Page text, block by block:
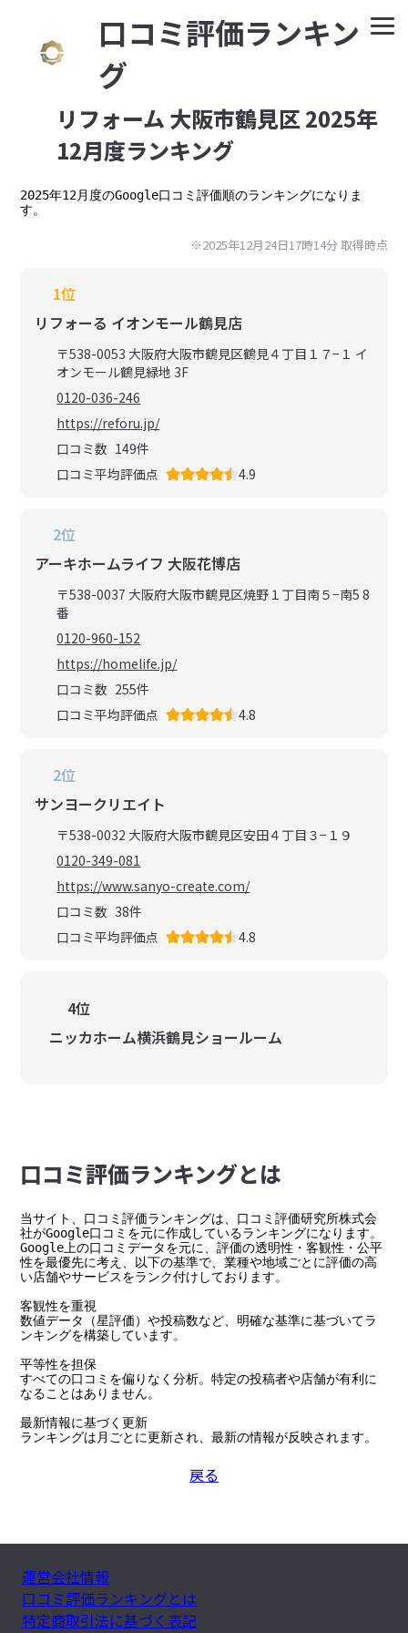
⼝コミ評価ランキン
グ
リフォーム 大阪市鶴見区 2025年
12月度ランキング
2025年12月度のGoogle口コミ評価順のランキングになりま
す。
※2025年12月24日17時14分 取得時点
1位
リフォーる イオンモール鶴見店
〒538-0053 大阪府大阪市鶴見区鶴見４丁目１７−１ イ
オンモール鶴見緑地 3F
0120-036-246
https://reforu.jp/
口コミ数 149件
口コミ平均評価点
4.9
2位
アーキホームライフ 大阪花博店
〒538-0037 大阪府大阪市鶴見区焼野１丁目南５−南5 8
番
0120-960-152
https://homelife.jp/
口コミ数 255件
口コミ平均評価点
4.8
2位
サンヨークリエイト
〒538-0032 大阪府大阪市鶴見区安田４丁目３−１９
0120-349-081
https://www.sanyo-create.com/
口コミ数 38件
口コミ平均評価点
4.8
4位
ニッカホーム横浜鶴見ショールーム
⼝コミ評価ランキングとは
当サイト、口コミ評価ランキングは、口コミ評価研究所株式会
社がGoogle口コミを元に作成しているランキングになります。
Google上の口コミデータを元に、評価の透明性・客観性・公平
性を最優先に考え、以下の基準で、業種や地域ごとに評価の高
い店舗やサービスをランク付けしております。
客観性を重視
数値データ（星評価）や投稿数など、明確な基準に基づいてラ
ンキングを構築しています。
平等性を担保
すべての口コミを偏りなく分析。特定の投稿者や店舗が有利に
なることはありません。
最新情報に基づく更新
ランキングは月ごとに更新され、最新の情報が反映されます。
戻る
運営会社情報
口コミ評価ランキングとは
特定商取引法に基づく表記